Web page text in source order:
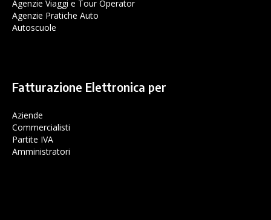
Agenzie Viaggi e Tour Operator
Agenzie Pratiche Auto
Autoscuole
Fatturazione Elettronica per
Aziende
Commercialisti
Partite IVA
Amministratori